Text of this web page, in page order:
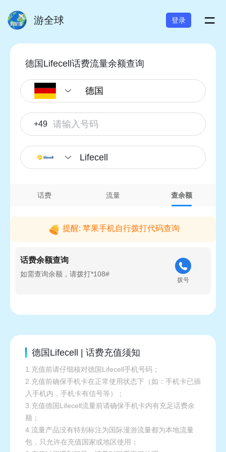
游全球 登录 =
德国Lifecell话费流量余额查询
+49
Lifecell
话费 流量 查余额
提醒: 苹果手机自行拨打代码查询
话费余额查询
如需查询余额，请拨打*108#
拨号
德国Lifecell | 话费充值须知
1.充值前请仔细核对德国Lifecell手机号码；
2.充值前确保手机卡在正常使用状态下（如：手机卡已插
入手机内，手机卡有信号等）；
3.充值德国Lifecell流量前请确保手机卡内有充足话费余
额；
4.流量产品没有特别标注为国际漫游流量都为本地流量
包，只允许在充值国家或地区使用；